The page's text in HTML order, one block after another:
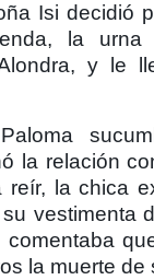
Isi decidió
la urna
y le
la relación
la chica
vestimenta
comentaba
la muerte de